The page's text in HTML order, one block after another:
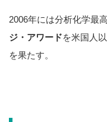
2006年には分析化学最
ジ・アワードを米国人
を果たす。